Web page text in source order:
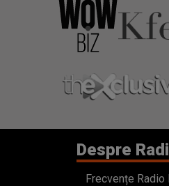
Despre
Frecvențe Radio